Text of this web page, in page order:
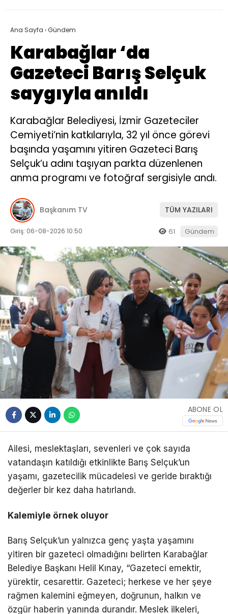
Ana Sayfa ›Gündem
Karabağlar ‘da
Gazeteci Barış Selçuk
saygıyla anıldı
Karabağlar Belediyesi, İzmir Gazeteciler
Cemiyeti’nin katkılarıyla, 32 yıl önce görevi
başında yaşamını yitiren Gazeteci Barış
Selçuk’u adını taşıyan parkta düzenlenen
anma programı ve fotoğraf sergisiyle andı.
Başkanım TV TÜM YAZILARI
Giriş: 06-08-2026 10:50 61 Gündem
ABONE OL
Ailesi, meslektaşları, sevenleri ve çok sayıda
vatandaşın katıldığı etkinlikte Barış Selçuk’un
yaşamı, gazetecilik mücadelesi ve geride bıraktığı
değerler bir kez daha hatırlandı.
Kalemiyle örnek oluyor
Barış Selçuk’un yalnızca genç yaşta yaşamını
yitiren bir gazeteci olmadığını belirten Karabağlar
Belediye Başkanı Helil Kınay, “Gazeteci emektir,
yürektir, cesarettir. Gazeteci; herkese ve her şeye
rağmen kalemini eğmeyen, doğrunun, halkın ve
özgür haberin yanında durandır. Meslek ilkeleri,